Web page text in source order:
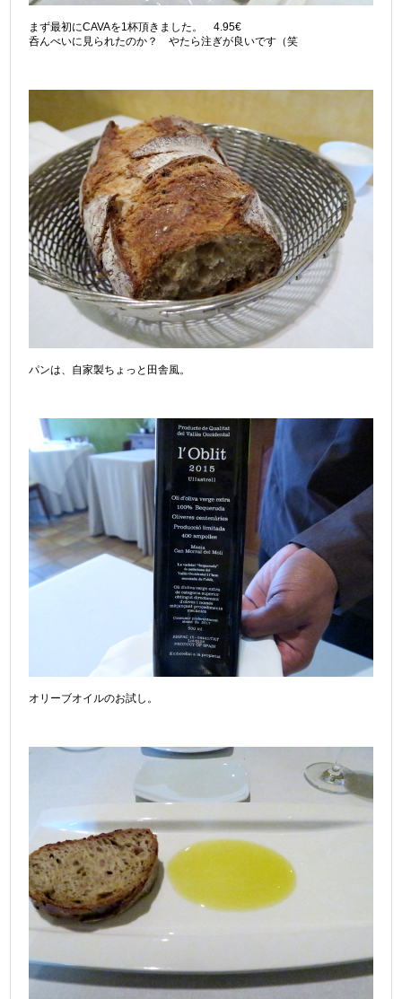
まず最初にCAVAを1杯頂きました。 4.95€
呑んべいに見られたのか？ やたら注ぎが良いです（笑
パンは、自家製ちょっと田舎風。
オリーブオイルのお試し。